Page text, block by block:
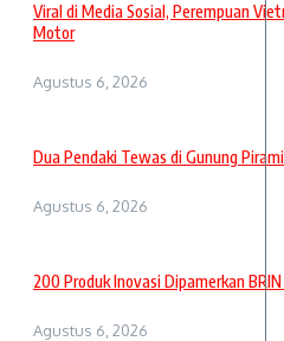
Viral di Media Sosial, Perempuan
Motor
Agustus 6, 2026
Dua Pendaki Tewas di Gunung
Agustus 6, 2026
200 Produk Inovasi Dipamerkan
Agustus 6, 2026